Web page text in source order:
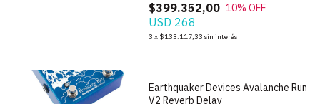
$399.352,00 10% OFF
USD 268
3 x $133.117,33 sin interés
Earthquaker Devices Avalanche Run
V2 Reverb Delay